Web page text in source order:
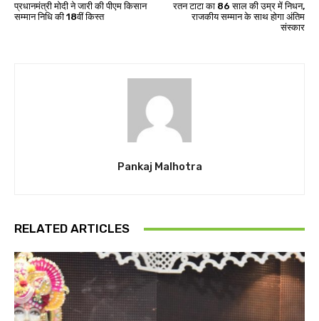
प्रधानमंत्री मोदी ने जारी की पीएम किसान
सम्मान निधि की 18वीं किस्त
रतन टाटा का 86 साल की उम्र में निधन,
राजकीय सम्मान के साथ होगा अंतिम
संस्कार
Pankaj Malhotra
RELATED ARTICLES